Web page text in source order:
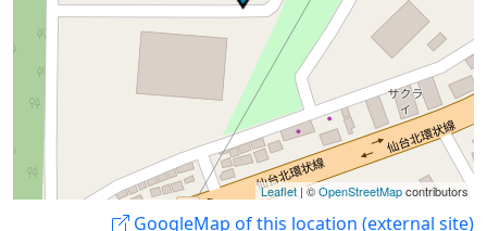
Leaflet| ©OpenStreetMapcontributors
GoogleMap of this location (external site)